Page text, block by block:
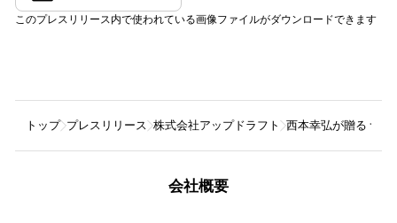
このプレスリリース内で使われている画像ファイルがダウンロードできます
トップ プレスリリース 株式会社アップドラフト 西本幸弘が贈る つな
会社概要